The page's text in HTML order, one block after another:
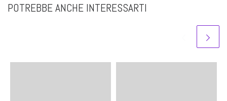
POTREBBE ANCHE INTERESSARTI